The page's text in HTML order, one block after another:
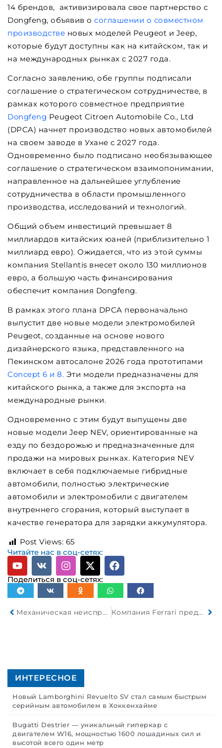
14 брендов, активизировала свое партнерство с
Dongfeng, объявив о соглашении о совместном
производстве новых моделей Peugeot и Jeep,
которые будут доступны как на китайском, так и
на международных рынках с 2027 года.
Согласно заявлению, обе группы подписали
соглашение о стратегическом сотрудничестве, в
рамках которого совместное предприятие
Dongfeng Peugeot Citroen Automobile Co., Ltd
(DPCA) начнет производство новых автомобилей
на своем заводе в Ухане с 2027 года.
Одновременно было подписано необязывающее
соглашение о стратегическом взаимопонимании,
направленное на дальнейшее углубление
сотрудничества в области промышленного
производства, исследований и технологий.
Общий объем инвестиций превышает 8
миллиардов китайских юаней (приблизительно 1
миллиард евро). Ожидается, что из этой суммы
компания Stellantis внесет около 130 миллионов
евро, а большую часть финансирования
обеспечит компания Dongfeng.
В рамках этого плана DPCA первоначально
выпустит две новые модели электромобилей
Peugeot, созданные на основе нового
дизайнерского языка, представленного на
Пекинском автосалоне 2026 года прототипами
Concept 6 и 8. Эти модели предназначены для
китайского рынка, а также для экспорта на
международные рынки.
Одновременно с этим будут выпущены две
новые модели Jeep NEV, ориентированные на
езду по бездорожью и предназначенные для
продажи на мировых рынках. Категория NEV
включает в себя подключаемые гибридные
автомобили, полностью электрические
автомобили и электромобили с двигателем
внутреннего сгорания, который выступает в
качестве генератора для зарядки аккумулятора.
Post Views: 65
Читайте нас в соц-сетях:
Поделиться в соц-сетях:
Механическая неисправность лишила Макса Ферстаппена победы в 24-часовой гонке на Нюрбургринге Компания Ferrari представила свой новый уникальный суперкар HC25, созданный на базе модели F8 Spider
ИНТЕРЕСНОЕ
Новый Lamborghini Revuelto SV стал самым быстрым
серийным автомобилем в Хоккенхайме
Bugatti Destrier — уникальный гиперкар с
двигателем W16, мощностью 1600 лошадиных сил и
высотой всего один метр